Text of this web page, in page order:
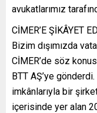
avukatlarımız
CİMER’E ŞİKÂYET
Bizim dışımızda
CİMER’de söz
BTT AŞ’ye
imkânlarıyla bir
içerisinde yer alan